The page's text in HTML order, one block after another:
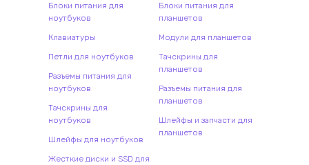
Блоки питания для
ноутбуков
Клавиатуры
Петли для ноутбуков
Разъемы питания для
ноутбуков
Тачскрины для
ноутбуков
Шлейфы для ноутбуков
Жесткие диски и SSD для
Блоки питания для
планшетов
Модули для планшетов
Тачскрины для
планшетов
Разъемы питания для
планшетов
Шлейфы и запчасти для
планшетов